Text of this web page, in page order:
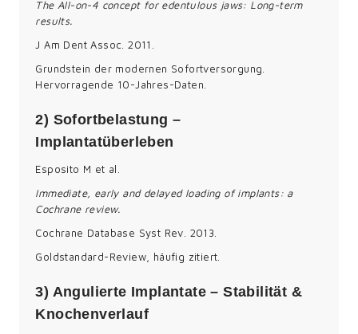
The All-on-4 concept for edentulous jaws: Long-term
results.
J Am Dent Assoc. 2011.
Grundstein der modernen Sofortversorgung.
Hervorragende 10-Jahres-Daten.
2) Sofortbelastung –
Implantatüberleben
Esposito M et al.
Immediate, early and delayed loading of implants: a
Cochrane review.
Cochrane Database Syst Rev. 2013.
Goldstandard-Review, häufig zitiert.
3) Angulierte Implantate – Stabilität &
Knochenverlauf